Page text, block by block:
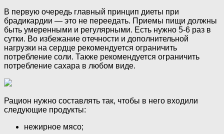
В первую очередь главный принцип диеты при
брадикардии — это не переедать. Приемы пищи должны
быть умеренными и регулярными. Есть нужно 5-6 раз в
сутки. Во избежание отечности и дополнительной
нагрузки на сердце рекомендуется ограничить
потребление соли. Также рекомендуется ограничить
потребление сахара в любом виде.
Рацион нужно составлять так, чтобы в него входили
следующие продукты:
нежирное мясо;